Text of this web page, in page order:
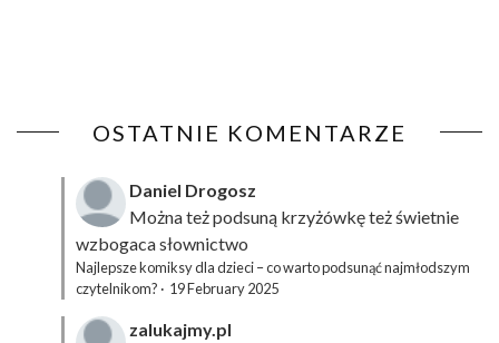
OSTATNIE KOMENTARZE
Daniel Drogosz
Można też podsuną krzyżówkęteż świetnie
wzbogaca słownictwo
Najlepsze komiksy dla dzieci – co warto podsunąć najmłodszym
czytelnikom? · 19 February 2025
zalukajmy.pl